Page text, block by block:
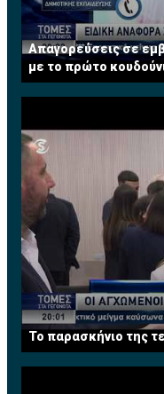
Απαγορεύσεις σε
με το πρώτο
Το παρασκήνιο της